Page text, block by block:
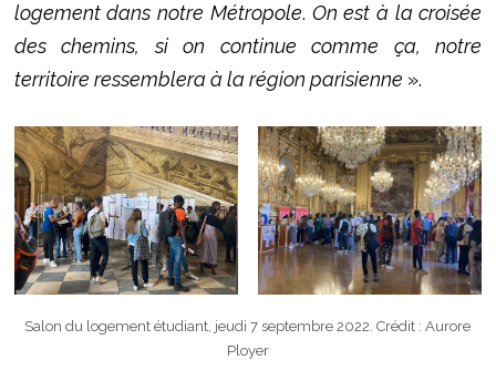
logement dans notre Métropole. On est à la croisée
des chemins, si on continue comme ça, notre
territoire ressemblera à la région parisienne ».
Salon du logement étudiant, jeudi 7 septembre 2022. Crédit : Aurore
Ployer